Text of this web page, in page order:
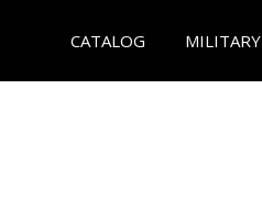
CATALOG MILITARY